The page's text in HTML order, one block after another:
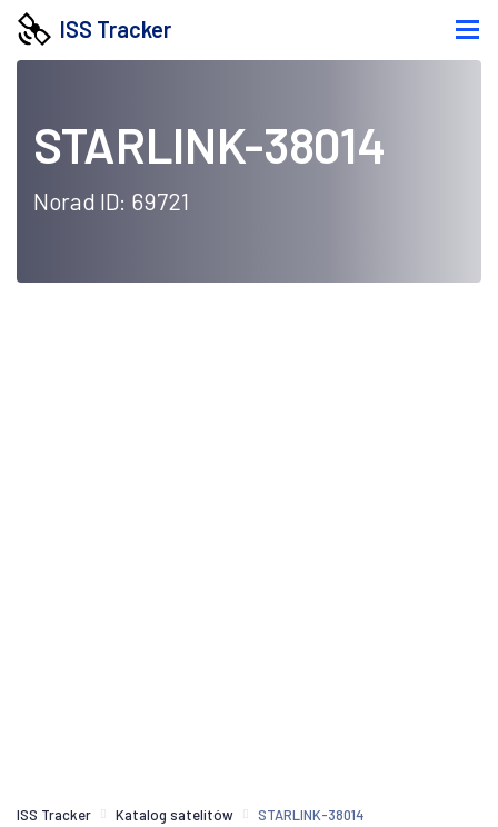
ISS Tracker
STARLINK-38014
Norad ID: 69721
ISS Tracker Katalog satelitów STARLINK-38014